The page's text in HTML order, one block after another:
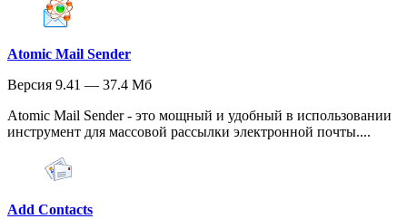
Atomic Mail Sender
Версия 9.41 — 37.4 Мб
Atomic Mail Sender - это мощный и удобный в использовании
инструмент для массовой рассылки электронной почты....
Add Contacts